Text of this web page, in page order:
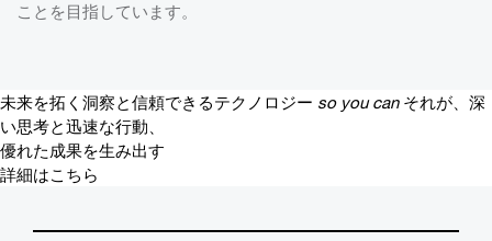
ことを目指しています。
未来を拓く洞察と信頼できるテクノロジー so you can それが、深
い思考と迅速な行動、
優れた成果を生み出す
詳細はこちら